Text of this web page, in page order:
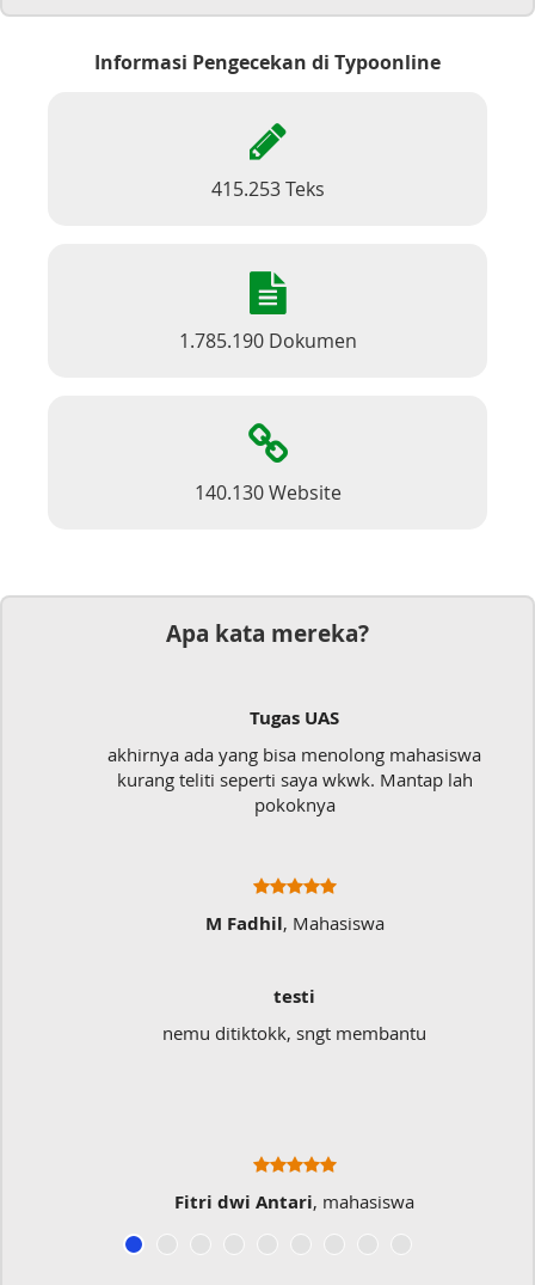
Informasi Pengecekan di Typoonline
415.253 Teks
1.785.190 Dokumen
140.130 Website
Apa kata mereka?
Tugas UAS
akhirnya ada yang bisa menolong mahasiswa
kurang teliti seperti saya wkwk. Mantap lah
pokoknya
M Fadhil, Mahasiswa
testi
nemu ditiktokk, sngt membantu
Fitri dwi Antari, mahasiswa